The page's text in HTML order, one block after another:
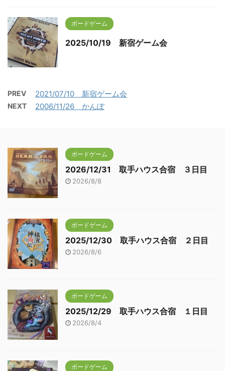
ボードゲーム
2025/10/19 新宿ゲーム会
PREV 2021/07/10 新宿ゲーム会
NEXT 2006/11/26 かんぽ
ボードゲーム
2026/12/31 取手ハウス合宿 ３日目
2026/8/8
ボードゲーム
2025/12/30 取手ハウス合宿 ２日目
2026/8/6
ボードゲーム
2025/12/29 取手ハウス合宿 １日目
2026/8/4
ボードゲーム